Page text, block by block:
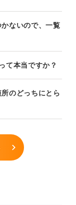
ないので、一覧
て本当ですか？
のどっちにとら